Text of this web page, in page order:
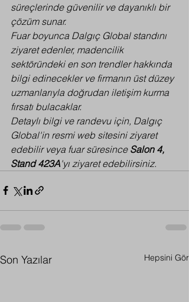
süreçlerinde güvenilir ve dayanıklı bir
çözüm sunar.
Fuar boyunca Dalgıç Global standını
ziyaret edenler, madencilik
sektöründeki en son trendler hakkında
bilgi edinecekler ve firmanın üst düzey
uzmanlarıyla doğrudan iletişim kurma
fırsatı bulacaklar.
Detaylı bilgi ve randevu için, Dalgıç
Global'in resmi web sitesini ziyaret
edebilir veya fuar süresince Salon 4,
Stand 423A'yı ziyaret edebilirsiniz.
Son Yazılar Hepsini Gör